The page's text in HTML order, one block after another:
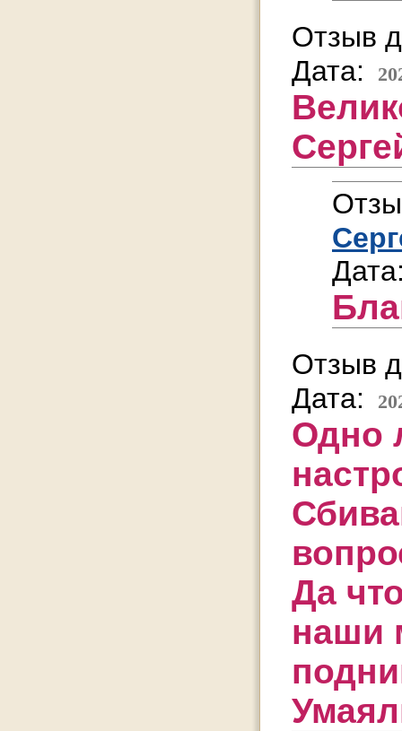
Отзыв
Дата:
Отзыв
Дата:
Одно
Да
наши